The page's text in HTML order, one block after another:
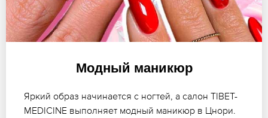
Модный маникюр
Яркий образ начинается с ногтей, а салон TIBET-
MEDICINE выполняет модный маникюр в Цнори.